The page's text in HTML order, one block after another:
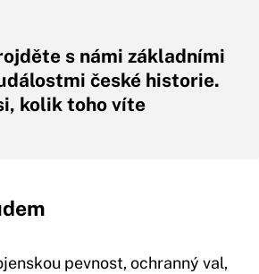
s námi základními
české historie.
kolik toho víte
pevnost, ochranný val,